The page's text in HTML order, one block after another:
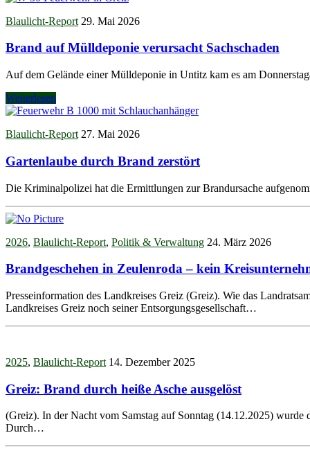
Blaulicht-Report 29. Mai 2026
Brand auf Mülldeponie verursacht Sachschaden
Auf dem Gelände einer Mülldeponie in Untitz kam es am
Weiterlesen
Blaulicht-Report 27. Mai 2026
Gartenlaube durch Brand zerstört
Die Kriminalpolizei hat die Ermittlungen zur Brandursache
2026, Blaulicht-Report, Politik & Verwaltung 24. März 2026
Brandgeschehen in Zeulenroda – kein
Presseinformation des Landkreises Greiz (Greiz). Wie das
Landkreises Greiz noch seiner Entsorgungsgesellschaft…
2025, Blaulicht-Report 14. Dezember 2025
Greiz: Brand durch heiße Asche ausgelöst
(Greiz). In der Nacht vom Samstag auf Sonntag (14.12.2025)
Durch…